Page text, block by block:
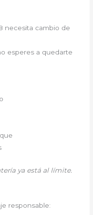
necesita cambio de
esperes a quedarte
ya está al límite.
responsable: